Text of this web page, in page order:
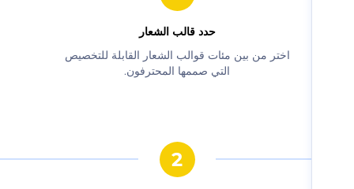
حدد قالب الشعار
‫اختر من بين مئات قوالب الشعار القابلة للتخصيص
التي صممها المحترفون.‬